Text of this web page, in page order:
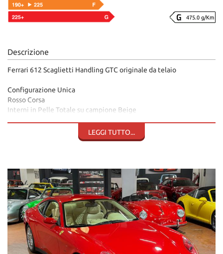
475.0 g/Km
Descrizione
Ferrari 612 Scaglietti Handling GTC originale da telaio
Configurazione Unica
Rosso Corsa
Interni in Pelle Totale su campione Beige
Cielo in pelle con cucitura a rombi
Regolazione sedili elettrica
Sedili Riscaldabili
Pacchetto Handling GTC
Freni Carboceramica
Cerchi in leg lucidati Scomponibili
Assetto Sportivo
Elettronica cambio migliorata
Scarichi Sportivi
Stereo originale Ferrari
Climatizzatore
LEGGI TUTTO...